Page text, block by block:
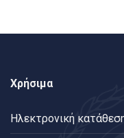
Χρήσιμα
Ηλεκτρονική